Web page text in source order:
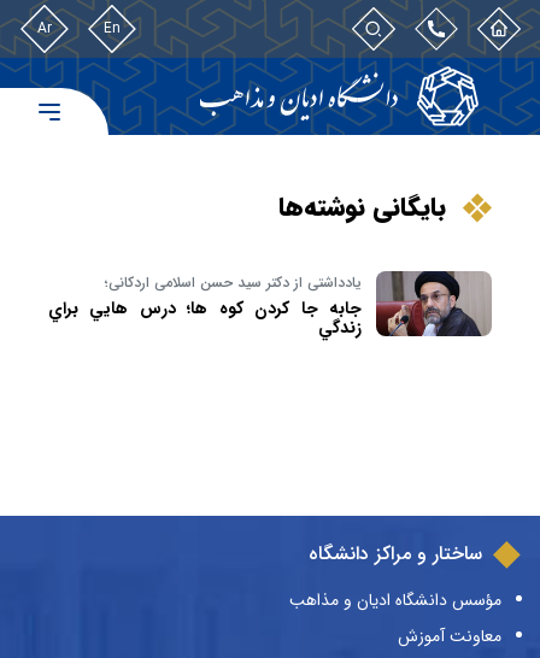
En
Ar
بایگانی نوشته‌ها
یادداشتی از دکتر سید حسن اسلامی اردکانی؛
جابه جا كردن كوه ها؛ درس هايي براي
زندگي
ساختار و مراکز دانشگاه
مؤسس دانشگاه ادیان و مذاهب
معاونت آموزش